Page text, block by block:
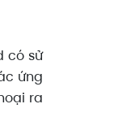
có sử
ứng
ra